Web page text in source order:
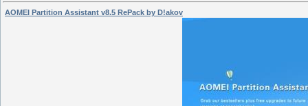
AOMEI Partition Assistant v8.5 RePack by D!akov